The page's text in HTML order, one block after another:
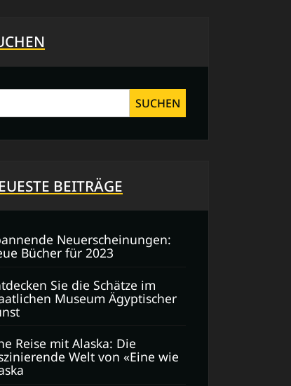
SUCHEN
BEITRÄGE
Neuerscheinungen:
Bücher für 2023
Sie die Schätze im
Museum Ägyptischer
Reise mit Alaska: Die
Welt von «Eine wie